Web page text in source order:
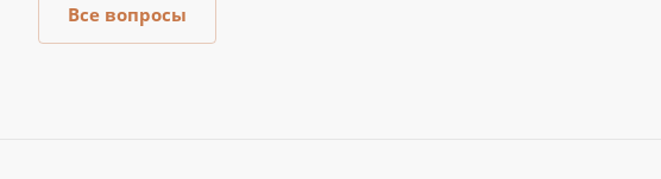
Все вопросы